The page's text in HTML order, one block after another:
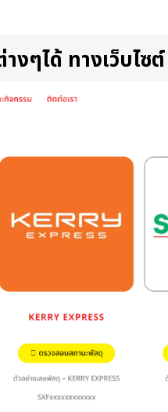
งๆได้ ทางเว็บไซต์